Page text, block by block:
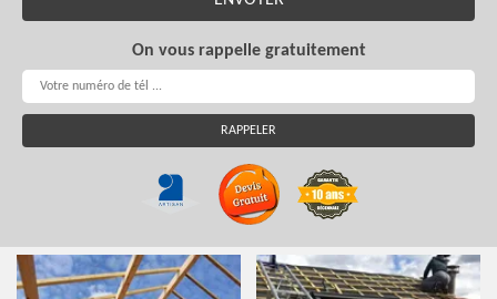
On vous rappelle gratuitement